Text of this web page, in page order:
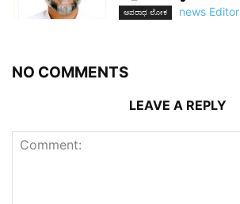
ಅಪರಾಧ ಲೋಕ news Editor
NO COMMENTS
LEAVE A REPLY